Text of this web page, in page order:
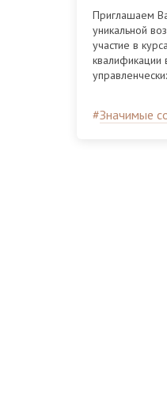
Приглашаем
уникальной
участие в
квалификации
#Значимые